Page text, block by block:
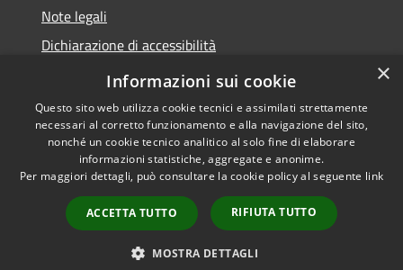
Note legali
Dichiarazione di accessibilità
Piano di miglioramento del sito
Accessibilità
Copyright © 2026 • Comune di
Calendasco • Powered by
Municipium•
Accesso
redazione
×
Informazioni sui cookie
Questo sito web utilizza cookie tecnici e assimilati strettamente
necessari al corretto funzionamento e alla navigazione del sito,
nonché un cookie tecnico analitico al solo fine di elaborare
informazioni statistiche, aggregate e anonime.
Per maggiori dettagli, può consultare la cookie policy al seguente link
ACCETTA TUTTO RIFIUTA TUTTO
MOSTRA DETTAGLI